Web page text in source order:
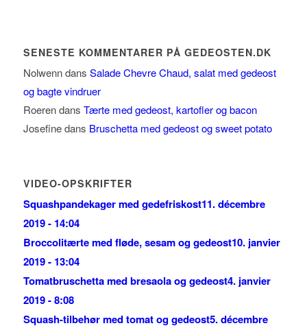
SENESTE KOMMENTARER PÅ GEDEOSTEN.DK
Nolwenndans Salade Chevre Chaud, salat med gedeost
og bagte vindruer
Roerendans Tærte med gedeost, kartofler og bacon
Josefinedans Bruschetta med gedeost og sweet potato
VIDEO-OPSKRIFTER
Squashpandekager med gedefriskost11. décembre
2019 - 14:04
Broccolitærte med fløde, sesam og gedeost10. janvier
2019 - 13:04
Tomatbruschetta med bresaola og gedeost4. janvier
2019 - 8:08
Squash-tilbehør med tomat og gedeost5. décembre